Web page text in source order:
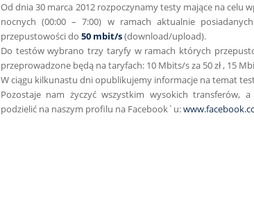
Od dnia 30 marca 2012 rozpoczynamy testy mające na celu
nocnych (00:00 – 7:00) w ramach aktualnie
przepustowości do 50 mbit/s(download/upload).
Do testów wybrano trzy taryfy w ramach których
przeprowadzone będą na taryfach: 10 Mbits/s za 50 zł , 15
W ciągu kilkunastu dni opublikujemy informacje na temat
Pozostaje nam życzyć wszystkim wysokich transferów,
podzielić na naszym profilu na Facebook`u: